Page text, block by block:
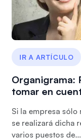
IR A ARTÍCULO
Organigrama:
tomar en
Si la empresa
se realizará dicha
varios puestos de...